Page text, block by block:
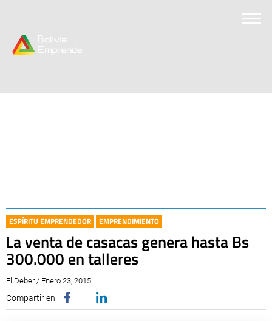
ESPÍRITU EMPRENDEDOR EMPRENDIMIENTO
La venta de casacas genera hasta Bs
300.000 en talleres
El Deber / Enero 23, 2015
Compartir en: